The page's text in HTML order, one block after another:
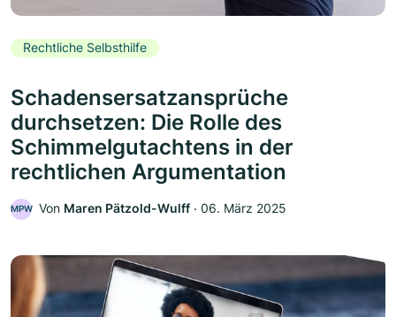
Rechtliche Selbsthilfe
Schadensersatzansprüche
durchsetzen: Die Rolle des
Schimmelgutachtens in der
rechtlichen Argumentation
MPW Von Maren Pätzold-Wulff ‧ 06. März 2025